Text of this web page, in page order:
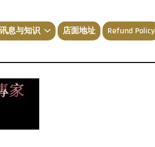
息与知识 店面地址 Refund Policy